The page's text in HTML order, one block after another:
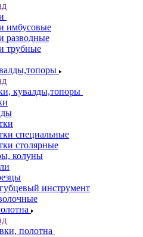
имбусовые
разводные
трубные
кувалды,топоры
специальные
столярные
колуны
инструмент
полотна